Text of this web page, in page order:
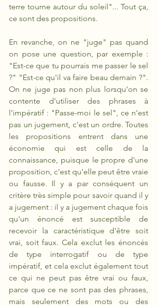
terre tourne autour du soleil"... Tout ça,
ce sont des propositions.
En revanche, on ne "juge" pas quand
on pose une question, par exemple :
"Est-ce que tu pourrais me passer le sel
?" "Est-ce qu'il va faire beau demain ?".
On ne juge pas non plus lorsqu'on se
contente d'utiliser des phrases à
l'impératif : "Passe-moi le sel", ce n'est
pas un jugement, c'est un ordre. Toutes
les propositions entrent dans une
économie qui est celle de la
connaissance, puisque le propre d'une
proposition, c'est qu'elle peut être vraie
ou fausse. Il y a par conséquent un
critère très simple pour savoir quand il y
a jugement : il y a jugement chaque fois
qu'un énoncé est susceptible de
recevoir la caractéristique d'être soit
vrai, soit faux. Cela exclut les énoncés
de type interrogatif ou de type
impératif, et cela exclut également tout
ce qui ne peut pas être vrai ou faux,
parce que ce ne sont pas des phrases,
mais seulement des mots ou des